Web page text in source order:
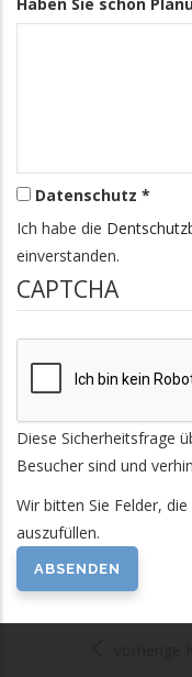
Haben Sie schon
Datenschutz *
Ich habe die
einverstanden.
CAPTCHA
Diese Sicherheitsfrage
Besucher sind und
Wir bitten Sie Felder,
auszufüllen.